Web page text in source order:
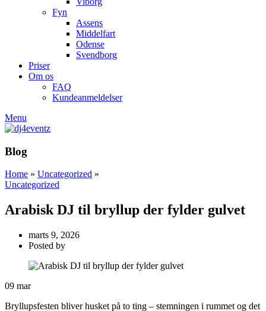
Fyn
Assens
Middelfart
Odense
Svendborg
Priser
Om os
FAQ
Kundeanmeldelser
Menu
Blog
Home » Uncategorized »
Uncategorized
Arabisk DJ til bryllup der fylder gulvet
marts 9, 2026
Posted by
09 mar
Bryllupsfesten bliver husket på to ting – stemningen i rummet og det